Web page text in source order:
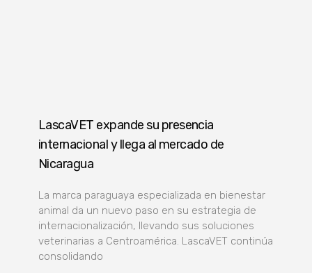
LascaVET expande su presencia
internacional y llega al mercado de
Nicaragua
La marca paraguaya especializada en bienestar
animal da un nuevo paso en su estrategia de
internacionalización, llevando sus soluciones
veterinarias a Centroamérica. LascaVET continúa
consolidando